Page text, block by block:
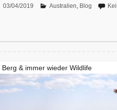
03/04/2019 Australien, Blog
& immer wieder Wildlife